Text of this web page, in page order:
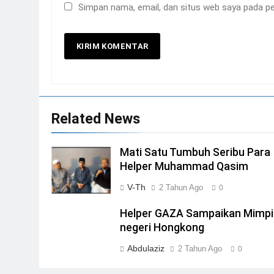
Simpan nama, email, dan situs web saya pada
Related News
Mati Satu Tumbuh Seribu Para
Helper Muhammad Qasim
V-Th 2 Tahun Ago 0
Helper GAZA Sampaikan
negeri Hongkong
Abdulaziz 2 Tahun Ago 0